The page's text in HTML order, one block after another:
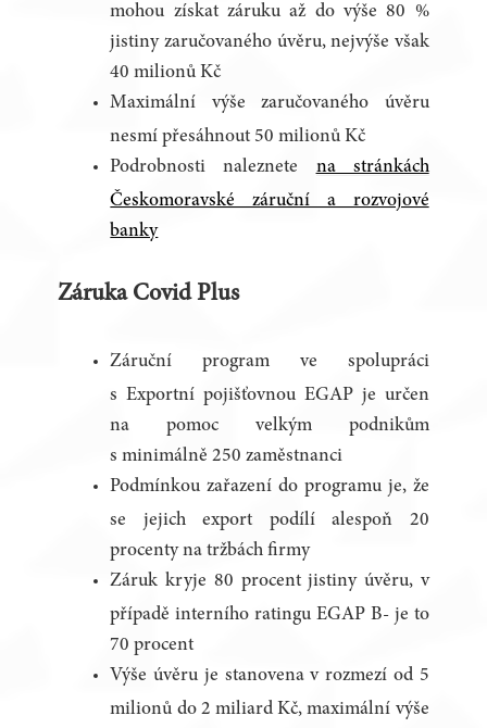
mohou získat záruku až do výše 80 %
jistiny zaručovaného úvěru, nejvýše však
40 milionů Kč
Maximální výše zaručovaného úvěru
nesmí přesáhnout 50 milionů Kč
Podrobnosti naleznete na stránkách
Českomoravské záruční a rozvojové
banky
Záruka Covid Plus
Záruční program ve spolupráci
s Exportní pojišťovnou EGAP je určen
na pomoc velkým podnikům
s minimálně 250 zaměstnanci
Podmínkou zařazení do programu je, že
se jejich export podílí alespoň 20
procenty na tržbách firmy
Záruk kryje 80 procent jistiny úvěru, v
případě interního ratingu EGAP B- je to
70 procent
Výše úvěru je stanovena v rozmezí od 5
milionů do 2 miliard Kč, maximální výše